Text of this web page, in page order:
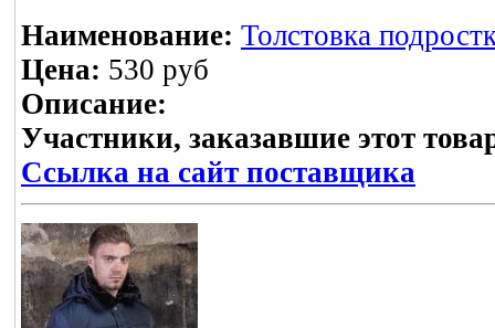
Наименование: Толстовка
Цена: 530 руб
Описание:
Участники, заказавшие этот
Ссылка на сайт поставщика